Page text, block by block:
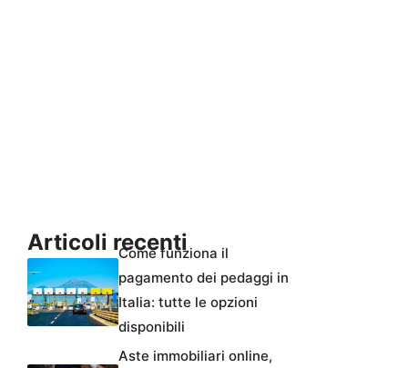
Articoli recenti
Come funziona il
pagamento dei pedaggi in
Italia: tutte le opzioni
disponibili
Aste immobiliari online,